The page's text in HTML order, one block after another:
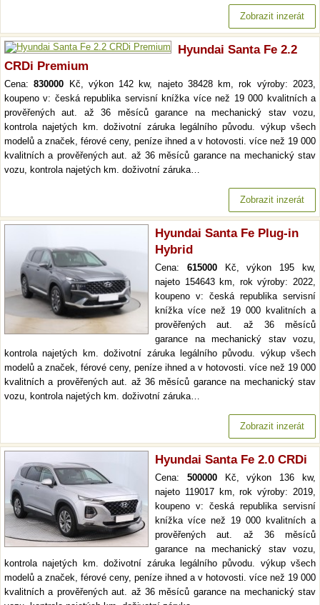
Zobrazit inzerát
Hyundai Santa Fe 2.2
CRDi Premium
Cena:830000 Kč, výkon 142 kw, najeto 38428 km, rok výroby: 2023,
koupeno v: česká republika servisní knížka více než 19 000 kvalitních a
prověřených aut. až 36 měsíců garance na mechanický stav vozu,
kontrola najetých km. doživotní záruka legálního původu. výkup všech
modelů a značek, férové ceny, peníze ihned a v hotovosti. více než 19 000
kvalitních a prověřených aut. až 36 měsíců garance na mechanický stav
vozu, kontrola najetých km. doživotní záruka…
Zobrazit inzerát
Hyundai Santa Fe Plug-in
Hybrid
Cena: 615000Kč, výkon 195 kw,
najeto 154643 km, rok výroby: 2022,
koupeno v: česká republika servisní
knížka více než 19 000 kvalitních a
prověřených aut. až 36 měsíců
garance na mechanický stav vozu,
kontrola najetých km. doživotní záruka legálního původu. výkup všech
modelů a značek, férové ceny, peníze ihned a v hotovosti. více než 19 000
kvalitních a prověřených aut. až 36 měsíců garance na mechanický stav
vozu, kontrola najetých km. doživotní záruka…
Zobrazit inzerát
Hyundai Santa Fe 2.0 CRDi
Cena: 500000Kč, výkon 136 kw,
najeto 119017 km, rok výroby: 2019,
koupeno v: česká republika servisní
knížka více než 19 000 kvalitních a
prověřených aut. až 36 měsíců
garance na mechanický stav vozu,
kontrola najetých km. doživotní záruka legálního původu. výkup všech
modelů a značek, férové ceny, peníze ihned a v hotovosti. více než 19 000
kvalitních a prověřených aut. až 36 měsíců garance na mechanický stav